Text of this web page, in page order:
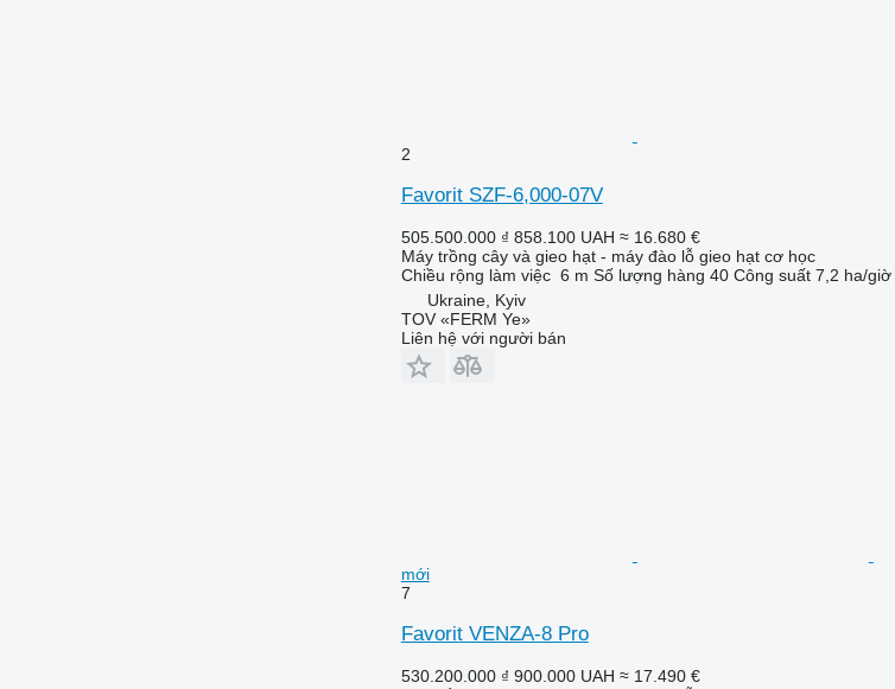
2
Favorit SZF-6,000-07V
505.500.000 ₫ 858.100 UAH ≈ 16.680 €
Máy trồng cây và gieo hạt - máy đào lỗ gieo hạt cơ học
Chiều rộng làm việc 6 m Số lượng hàng 40 Công suất 7,2 ha/giờ
Ukraine, Kyiv
TOV «FERM Ye»
Liên hệ với người bán
mới
7
Favorit VENZA-8 Pro
530.200.000 ₫ 900.000 UAH ≈ 17.490 €